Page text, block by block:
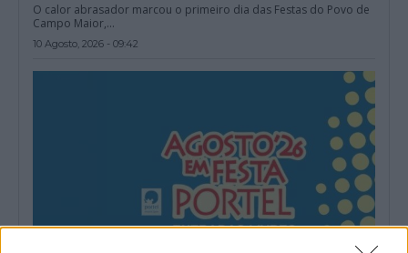
O calor abrasador marcou o primeiro dia das Festas do Povo de
Campo Maior,...
10 Agosto, 2026 - 09:42